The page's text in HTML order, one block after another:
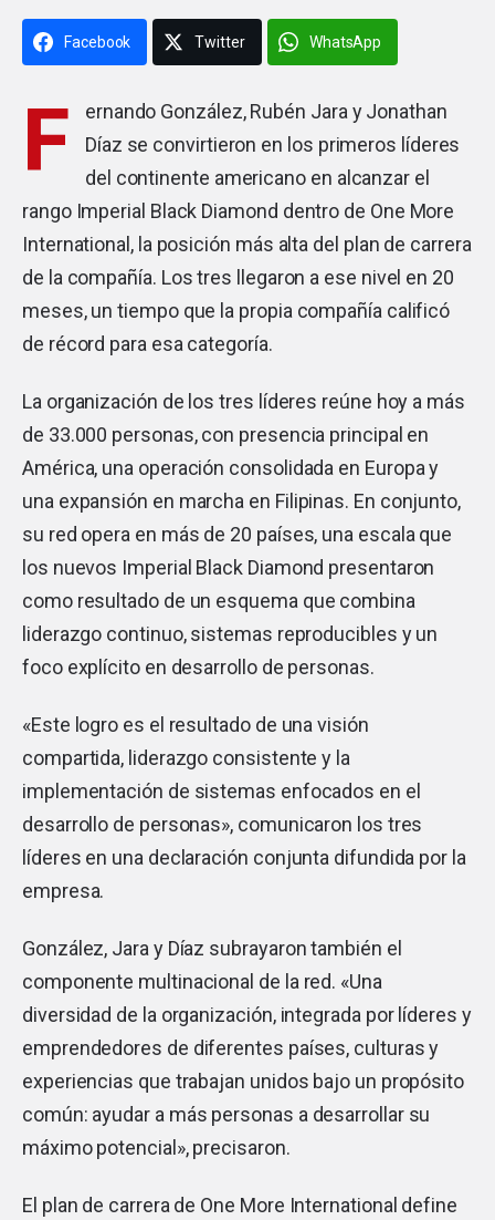
Facebook Twitter WhatsApp
F
ernando González, Rubén Jara y Jonathan
Díaz se convirtieron en los primeros líderes
del continente americano en alcanzar el
rango Imperial Black Diamond dentro de One More
International, la posición más alta del plan de carrera
de la compañía. Los tres llegaron a ese nivel en 20
meses, un tiempo que la propia compañía calificó
de récord para esa categoría.
La organización de los tres líderes reúne hoy a más
de 33.000 personas, con presencia principal en
América, una operación consolidada en Europa y
una expansión en marcha en Filipinas. En conjunto,
su red opera en más de 20 países, una escala que
los nuevos Imperial Black Diamond presentaron
como resultado de un esquema que combina
liderazgo continuo, sistemas reproducibles y un
foco explícito en desarrollo de personas.
«Este logro es el resultado de una visión
compartida, liderazgo consistente y la
implementación de sistemas enfocados en el
desarrollo de personas», comunicaron los tres
líderes en una declaración conjunta difundida por la
empresa.
González, Jara y Díaz subrayaron también el
componente multinacional de la red. «Una
diversidad de la organización, integrada por líderes y
emprendedores de diferentes países, culturas y
experiencias que trabajan unidos bajo un propósito
común: ayudar a más personas a desarrollar su
máximo potencial», precisaron.
El plan de carrera de One More International define